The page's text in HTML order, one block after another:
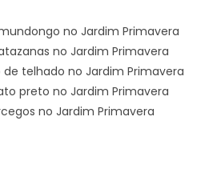
no Jardim Primavera
no Jardim Primavera
telhado no Jardim Primavera
preto no Jardim Primavera
no Jardim Primavera